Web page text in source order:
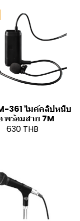
361 ไมค์คลิปหนีบ
พร้อมสาย 7M
630 THB